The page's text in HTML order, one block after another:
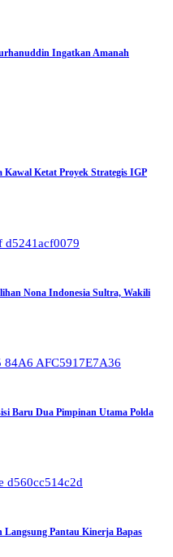
Ingatkan Amanah
Ketat Proyek Strategis IGP
Nona Indonesia Sultra, Wakili
Baru Dua Pimpinan Utama Polda
Pantau Kinerja Bapas